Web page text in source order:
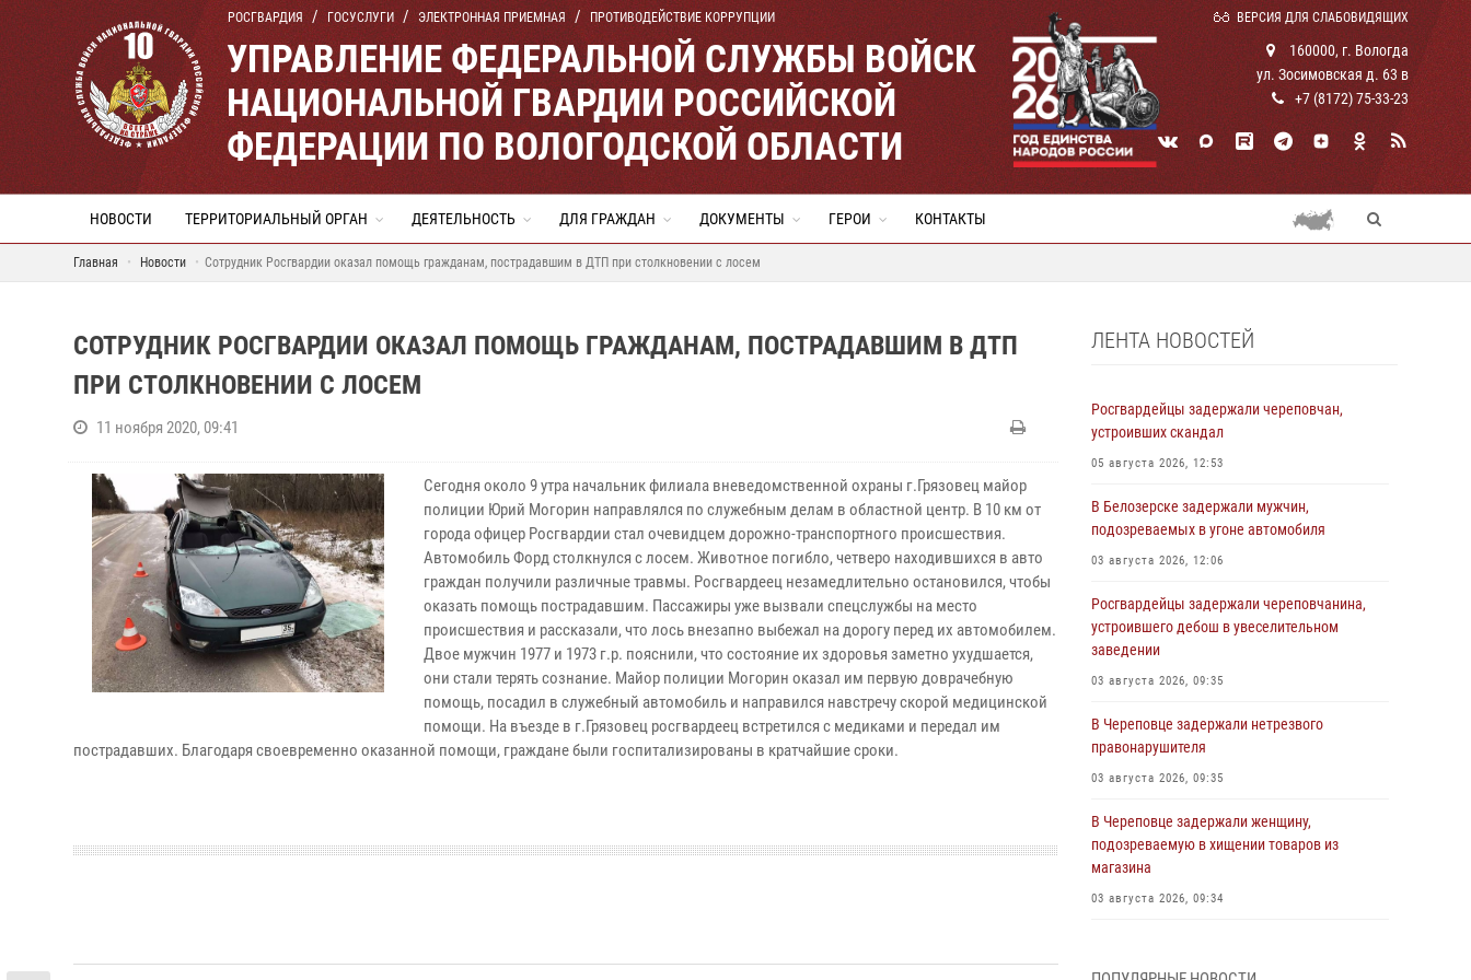
РОСГВАРДИЯ ГОСУСЛУГИ ЭЛЕКТРОННАЯ ПРИЕМНАЯ ПРОТИВОДЕЙСТВИЕ КОРРУПЦИИ ВЕРСИЯ ДЛЯ СЛАБОВИДЯЩИХ
УПРАВЛЕНИЕ ФЕДЕРАЛЬНОЙ СЛУЖБЫ ВОЙСК
НАЦИОНАЛЬНОЙ ГВАРДИИ РОССИЙСКОЙ
ФЕДЕРАЦИИ ПО ВОЛОГОДСКОЙ ОБЛАСТИ
160000, г. Вологда
ул. Зосимовская д. 63 в
+7 (8172) 75-33-23
НОВОСТИ ТЕРРИТОРИАЛЬНЫЙ ОРГАН ДЕЯТЕЛЬНОСТЬ ДЛЯ ГРАЖДАН ДОКУМЕНТЫ ГЕРОИ КОНТАКТЫ
Главная Новости Сотрудник Росгвардии оказал помощь гражданам, пострадавшим в ДТП при столкновении с лосем
СОТРУДНИК РОСГВАРДИИ ОКАЗАЛ ПОМОЩЬ ГРАЖДАНАМ, ПОСТРАДАВШИМ В ДТП
ПРИ СТОЛКНОВЕНИИ С ЛОСЕМ
11 ноября 2020, 09:41
Сегодня около 9 утра начальник филиала вневедомственной охраны г.Грязовец майор
полиции Юрий Могорин направлялся по служебным делам в областной центр. В 10 км от
города офицер Росгвардии стал очевидцем дорожно-транспортного происшествия.
Автомобиль Форд столкнулся с лосем. Животное погибло, четверо находившихся в авто
граждан получили различные травмы. Росгвардеец незамедлительно остановился, чтобы
оказать помощь пострадавшим. Пассажиры уже вызвали спецслужбы на место
происшествия и рассказали, что лось внезапно выбежал на дорогу перед их автомобилем.
Двое мужчин 1977 и 1973 г.р. пояснили, что состояние их здоровья заметно ухудшается,
они стали терять сознание. Майор полиции Могорин оказал им первую доврачебную
помощь, посадил в служебный автомобиль и направился навстречу скорой медицинской
помощи. На въезде в г.Грязовец росгвардеец встретился с медиками и передал им
пострадавших. Благодаря своевременно оказанной помощи, граждане были госпитализированы в кратчайшие сроки.
ЛЕНТА НОВОСТЕЙ
Росгвардейцы задержали череповчан,
устроивших скандал
05 августа 2026, 12:53
В Белозерске задержали мужчин,
подозреваемых в угоне автомобиля
03 августа 2026, 12:06
Росгвардейцы задержали череповчанина,
устроившего дебош в увеселительном
заведении
03 августа 2026, 09:35
В Череповце задержали нетрезвого
правонарушителя
03 августа 2026, 09:35
В Череповце задержали женщину,
подозреваемую в хищении товаров из
магазина
03 августа 2026, 09:34